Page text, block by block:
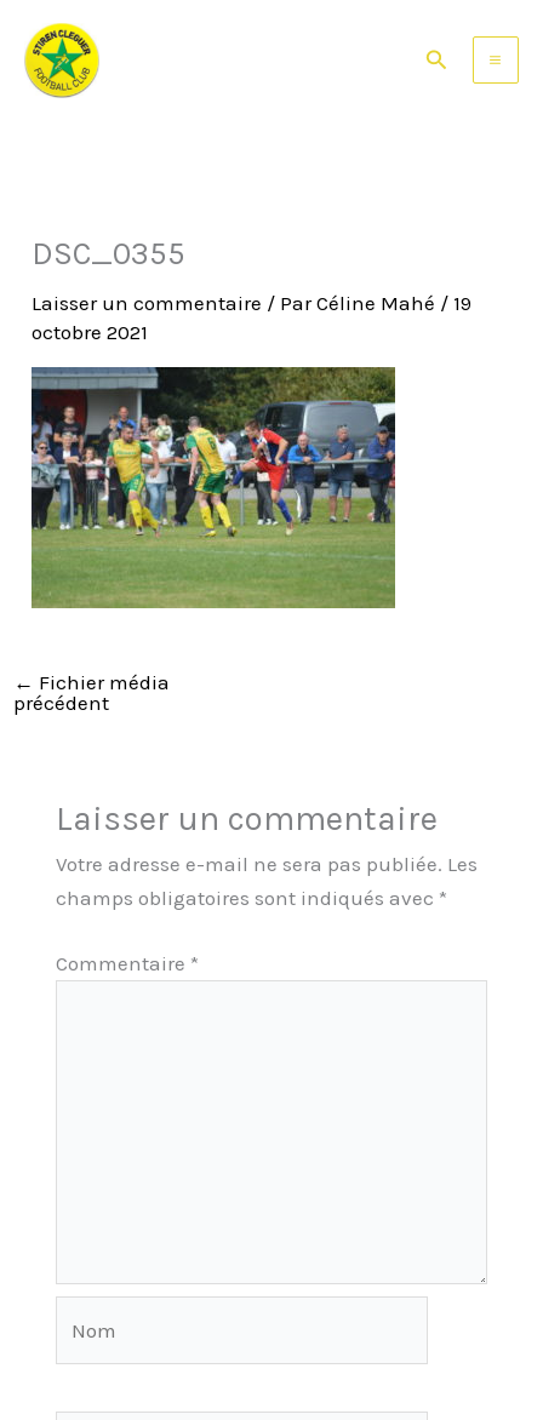
contenu
Rechercher
DSC_0355
Laisser un commentaire / ParCéline Mahé / 19
octobre 2021
← Fichier média
précédent
Laisser un commentaire
Votre adresse e-mail ne sera pas publiée. Les
champs obligatoires sont indiqués avec *
Commentaire *